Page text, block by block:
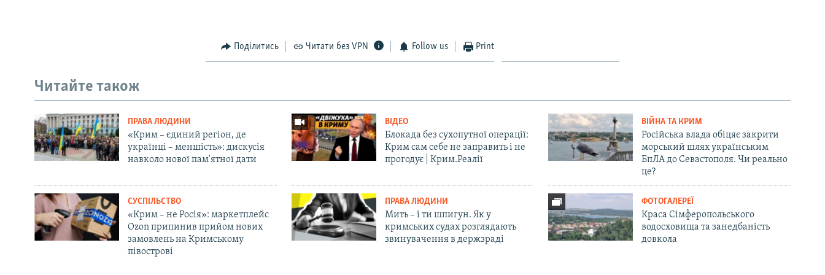
Поділитись Читати без VPN Follow us Print
Читайте також
ПРАВА ЛЮДИНИ
«Крим – єдиний регіон, де
українці – меншість»: дискусія
навколо нової пам'ятної дати
ВІДЕО
Блокада без сухопутної операції:
Крим сам себе не заправить і не
прогодує | Крим.Реалії
ВІЙНА ТА КРИМ
Російська влада обіцяє закрити
морський шлях українським
БпЛА до Севастополя. Чи реально
це?
СУСПІЛЬСТВО
«Крим – не Росія»: маркетплейс
Ozon припинив прийом нових
замовлень на Кримському
півострові
ПРАВА ЛЮДИНИ
Мить – і ти шпигун. Як у
кримських судах розглядають
звинувачення в держзраді
ФОТОГАЛЕРЕЇ
Краса Сімферопольського
водосховища та занедбаність
довкола